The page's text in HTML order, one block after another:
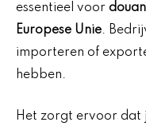
essentieel voor
Europese Unie.
importeren of
hebben.
Het zorgt ervoor dat